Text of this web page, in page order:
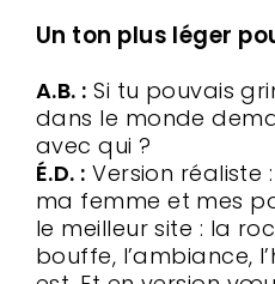
Un ton plus léger
A.B. : Si tu pouvais
dans le monde
avec qui ?
É.D. : Version réaliste
ma femme et mes
le meilleur site : la
bouffe, l’ambiance,